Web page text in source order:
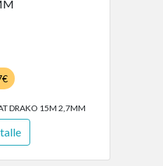
DRAKO 15M 2,7MM